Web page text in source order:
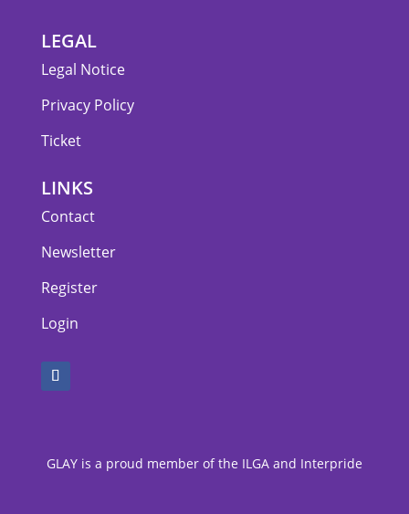
LEGAL
Legal Notice
Privacy Policy
Ticket
LINKS
Contact
Newsletter
Register
Login
GLAY is a proud member of the ILGA and Interpride